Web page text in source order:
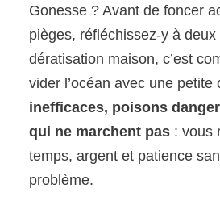
Gonesse ? Avant de foncer
pièges, réfléchissez-y à deux
dératisation maison, c’est
vider l’océan avec une petite
inefficaces, poisons
qui ne marchent pas : vous
temps, argent et patience
problème.